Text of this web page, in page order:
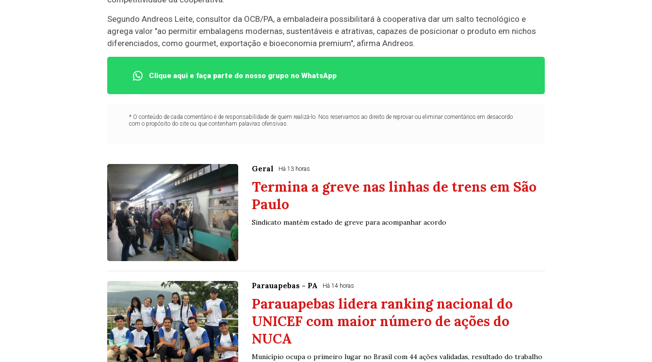
Segundo Andreos Leite, consultor da OCB/PA, a embaladeira possibilitará à cooperativa dar um salto tecnológico e
agrega valor "ao permitir embalagens modernas, sustentáveis e atrativas, capazes de posicionar o produto em nichos
diferenciados, como gourmet, exportação e bioeconomia premium", afirma Andreos.
Clique aqui e faça parte do nosso grupo no WhatsApp
* O conteúdo de cada comentário é de responsabilidade de quem realizá-lo. Nos reservamos ao direito de reprovar ou eliminar comentários em desacordo
com o propósito do site ou que contenham palavras ofensivas.
Geral Há 13 horas
Termina a greve nas linhas de trens em São
Paulo
Sindicato mantém estado de greve para acompanhar acordo
Parauapebas - PA Há 14 horas
Parauapebas lidera ranking nacional do
UNICEF com maior número de ações do
NUCA
Município ocupa o primeiro lugar no Brasil com 44 ações validadas, resultado do trabalho